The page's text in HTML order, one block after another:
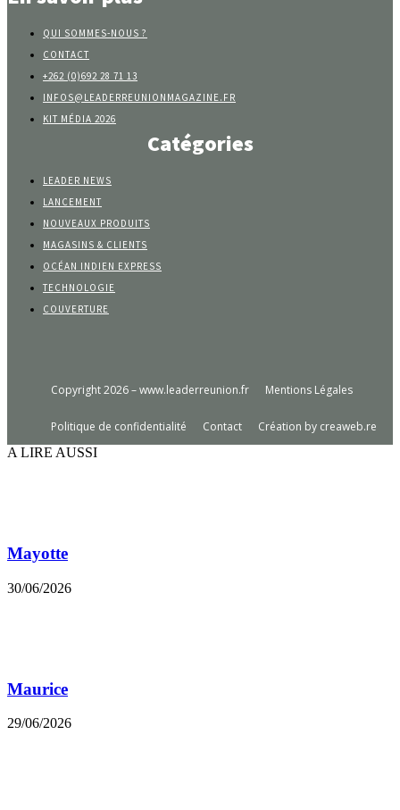
QUI SOMMES-NOUS ?
CONTACT
+262 (0)692 28 71 13
INFOS@LEADERREUNIONMAGAZINE.FR
KIT MÉDIA 2026
Catégories
LEADER NEWS
LANCEMENT
NOUVEAUX PRODUITS
MAGASINS & CLIENTS
OCÉAN INDIEN EXPRESS
TECHNOLOGIE
COUVERTURE
Copyright 2026 – www.leaderreunion.fr Mentions Légales
Politique de confidentialité Contact
Création by creaweb.re
A LIRE AUSSI
Mayotte
30/06/2026
Maurice
29/06/2026